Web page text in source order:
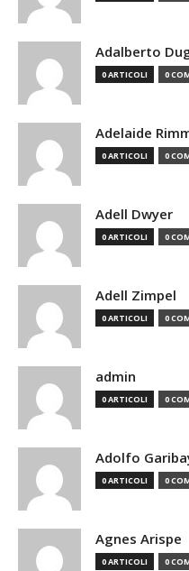
Adalberto
0 ARTICOLI 0
Adelaide
0 ARTICOLI 0
Adell Dwyer
0 ARTICOLI 0
Adell Zimpel
0 ARTICOLI 0
admin
0 ARTICOLI 0
Adolfo
0 ARTICOLI 0
Agnes Arispe
0 ARTICOLI 0